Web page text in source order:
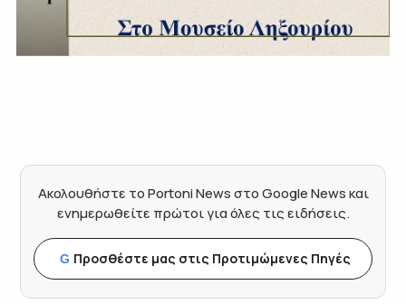
Ακολουθήστε το Portoni News στο Google News και
ενημερωθείτε πρώτοι για όλες τις ειδήσεις.
G Προσθέστε μας στις Προτιμώμενες Πηγές